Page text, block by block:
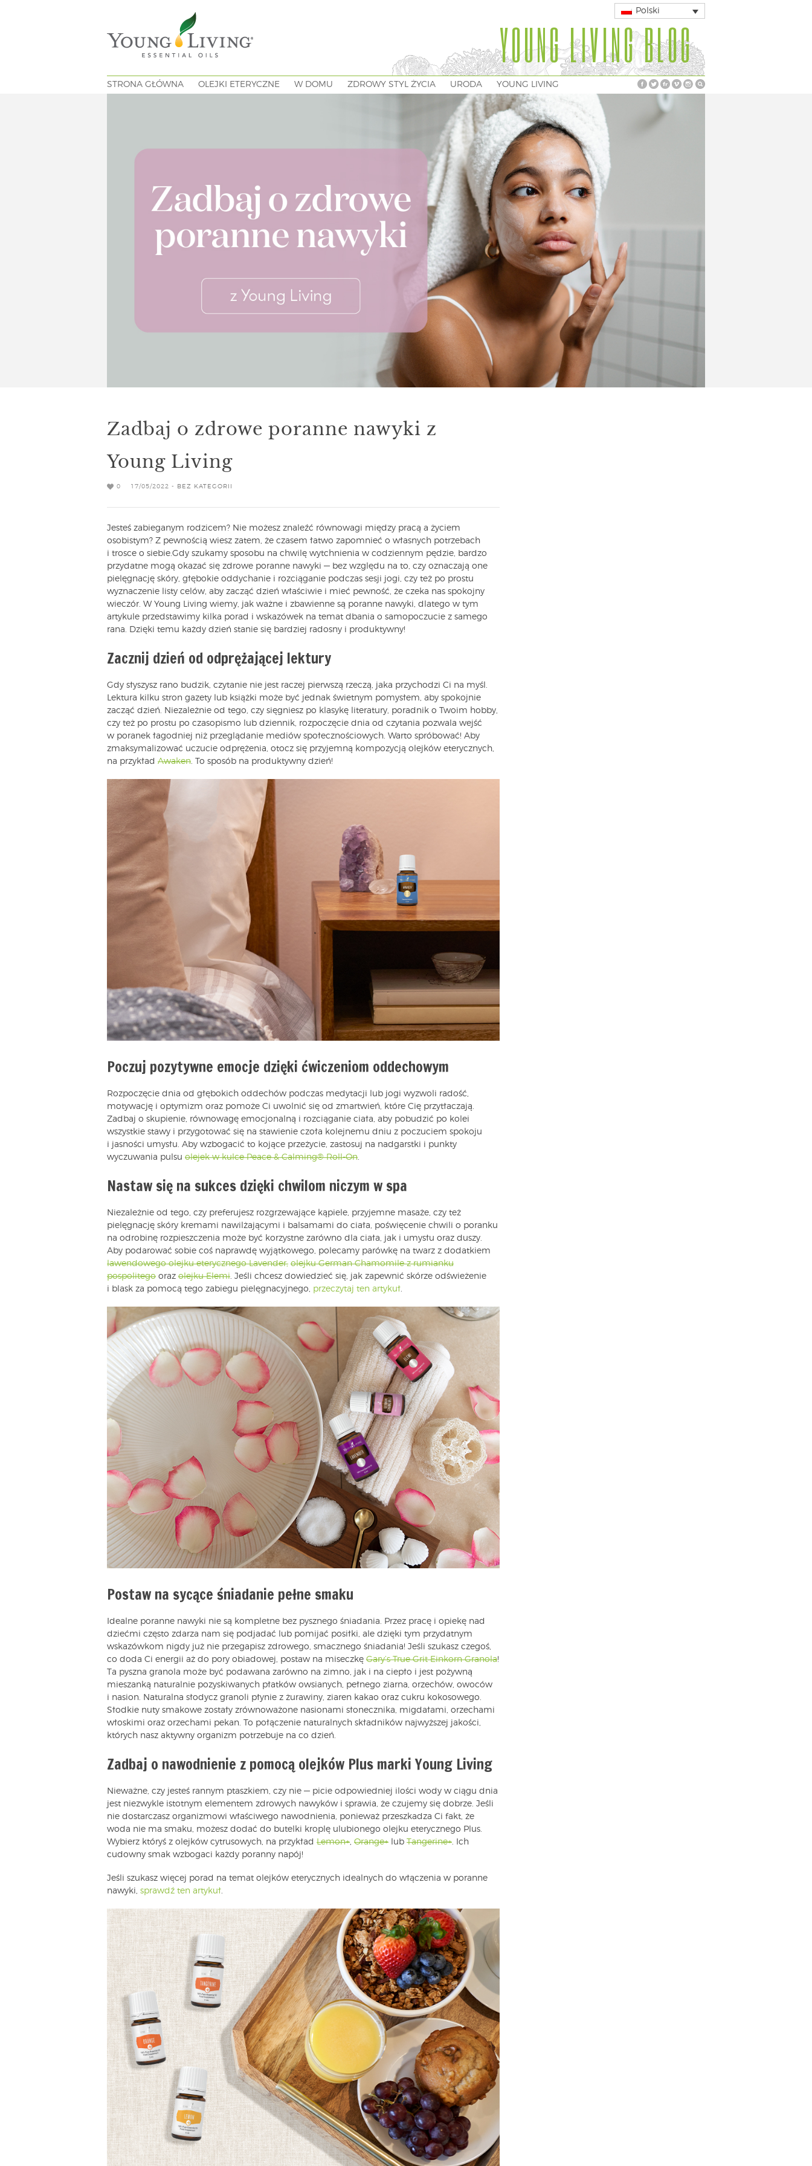
Polski
YOUNG LIVING BLOG
STRONA GŁÓWNA OLEJKI ETERYCZNE W DOMU ZDROWY STYL ŻYCIA URODA YOUNG LIVING
Zadbaj o zdrowe poranne nawyki z
Young Living
0 17/05/2022 - BEZ KATEGORII
Jesteś zabieganym rodzicem? Nie możesz znaleźć równowagi między pracą a życiem
osobistym? Z pewnością wiesz zatem, że czasem łatwo zapomnieć o własnych potrzebach
i trosce o siebie.Gdy szukamy sposobu na chwilę wytchnienia w codziennym pędzie, bardzo
przydatne mogą okazać się zdrowe poranne nawyki — bez względu na to, czy oznaczają one
pielęgnację skóry, głębokie oddychanie i rozciąganie podczas sesji jogi, czy też po prostu
wyznaczenie listy celów, aby zacząć dzień właściwie i mieć pewność, że czeka nas spokojny
wieczór. W Young Living wiemy, jak ważne i zbawienne są poranne nawyki, dlatego w tym
artykule przedstawimy kilka porad i wskazówek na temat dbania o samopoczucie z samego
rana. Dzięki temu każdy dzień stanie się bardziej radosny i produktywny!
Zacznij dzień od odprężającej lektury
Gdy słyszysz rano budzik, czytanie nie jest raczej pierwszą rzeczą, jaka przychodzi Ci na myśl.
Lektura kilku stron gazety lub książki może być jednak świetnym pomysłem, aby spokojnie
zacząć dzień. Niezależnie od tego, czy sięgniesz po klasykę literatury, poradnik o Twoim hobby,
czy też po prostu po czasopismo lub dziennik, rozpoczęcie dnia od czytania pozwala wejść
w poranek łagodniej niż przeglądanie mediów społecznościowych. Warto spróbować! Aby
zmaksymalizować uczucie odprężenia, otocz się przyjemną kompozycją olejków eterycznych,
na przykład Awaken . To sposób na produktywny dzień!
Poczuj pozytywne emocje dzięki ćwiczeniom oddechowym
Rozpoczęcie dnia od głębokich oddechów podczas medytacji lub jogi wyzwoli radość,
motywację i optymizm oraz pomoże Ci uwolnić się od zmartwień, które Cię przytłaczają.
Zadbaj o skupienie, równowagę emocjonalną i rozciąganie ciała, aby pobudzić po kolei
wszystkie stawy i przygotować się na stawienie czoła kolejnemu dniu z poczuciem spokoju
i jasności umysłu. Aby wzbogacić to kojące przeżycie, zastosuj na nadgarstki i punkty
wyczuwania pulsu olejek w kulce Peace & Calming® Roll-On
Nastaw się na sukces dzięki chwilom niczym w spa
Niezależnie od tego, czy preferujesz rozgrzewające kąpiele, przyjemne masaże, czy też
pielęgnację skóry kremami nawilżającymi i balsamami do ciała, poświęcenie chwili o poranku
na odrobinę rozpieszczenia może być korzystne zarówno dla ciała, jak i umysłu oraz duszy.
Aby podarować sobie coś naprawdę wyjątkowego, polecamy parówkę na twarz z dodatkiem
lawendowego olejku eterycznego Lavender, olejku German Chamomile z rumianku
pospolitego oraz olejku Elemi . Jeśli chcesz dowiedzieć się, jak zapewnić skórze odświeżenie
i blask za pomocą tego zabiegu pielęgnacyjnego, przeczytaj ten artykuł
Postaw na sycące śniadanie pełne smaku
Idealne poranne nawyki nie są kompletne bez pysznego śniadania. Przez pracę i opiekę nad
dziećmi często zdarza nam się podjadać lub pomijać posiłki, ale dzięki tym przydatnym
wskazówkom nigdy już nie przegapisz zdrowego, smacznego śniadania! Jeśli szukasz czegoś,
co doda Ci energii aż do pory obiadowej, postaw na miseczkę Gary’s True Grit Einkorn Granola!
Ta pyszna granola może być podawana zarówno na zimno, jak i na ciepło i jest pożywną
mieszanką naturalnie pozyskiwanych płatków owsianych, pełnego ziarna, orzechów, owoców
i nasion. Naturalna słodycz granoli płynie z żurawiny, ziaren kakao oraz cukru kokosowego.
Słodkie nuty smakowe zostały zrównoważone nasionami słonecznika, migdałami, orzechami
włoskimi oraz orzechami pekan. To połączenie naturalnych składników najwyższej jakości,
których nasz aktywny organizm potrzebuje na co dzień.
Zadbaj o nawodnienie z pomocą olejków Plus marki Young Living
Nieważne, czy jesteś rannym ptaszkiem, czy nie — picie odpowiedniej ilości wody w ciągu dnia
jest niezwykle istotnym elementem zdrowych nawyków i sprawia, że czujemy się dobrze. Jeśli
nie dostarczasz organizmowi właściwego nawodnienia, ponieważ przeszkadza Ci fakt, że
woda nie ma smaku, możesz dodać do butelki kroplę ulubionego olejku eterycznego Plus.
Wybierz któryś z olejków cytrusowych, na przykład Lemon+ Orange+ lub Tangerine+ . Ich
cudowny smak wzbogaci każdy poranny napój!
Jeśli szukasz więcej porad na temat olejków eterycznych idealnych do włączenia w poranne
nawyki, sprawdź ten artykuł